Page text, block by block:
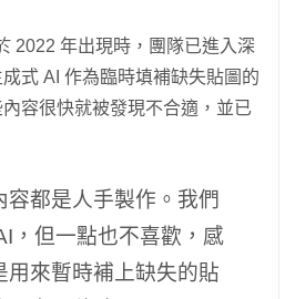
2022 年出現時，團隊已進入深
式 AI 作為臨時填補缺失貼圖的
容很快就被發現不合適，並已
容都是人手製作。我們
，但一點也不喜歡，感
用來暫時補上缺失的貼